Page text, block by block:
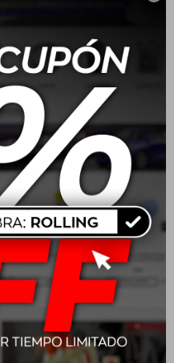
y polvo, manteniendo
el aire
óptimo.
pasajero.
por suciedad y
rendimiento constante.